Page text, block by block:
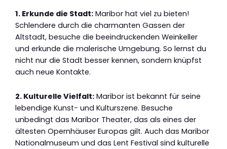
1. Erkunde die Stadt: Maribor hat viel zu bieten!
Schlendere durch die charmanten Gassen der
Altstadt, besuche die beeindruckenden Weinkeller
und erkunde die malerische Umgebung. So lernst du
nicht nur die Stadt besser kennen, sondern knüpfst
auch neue Kontakte.
2. Kulturelle Vielfalt: Maribor ist bekannt für seine
lebendige Kunst- und Kulturszene. Besuche
unbedingt das Maribor Theater, das als eines der
ältesten Opernhäuser Europas gilt. Auch das Maribor
Nationalmuseum und das Lent Festival sind kulturelle